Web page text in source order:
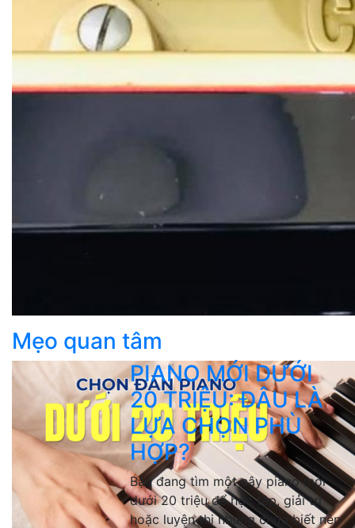
Mẹo quan tâm
PIANO MỚI DƯỚI
20 TRIỆU: ĐÂU LÀ
LỰA CHỌN PHÙ
HỢP?
Bạn đang tìm một cây piano mới
dưới 20 triệu để học tập, giải trí
hoặc luyện thi nhưng chưa biết nên